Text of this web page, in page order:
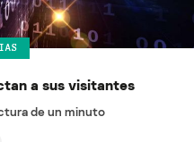
a sus visitantes
de un minuto